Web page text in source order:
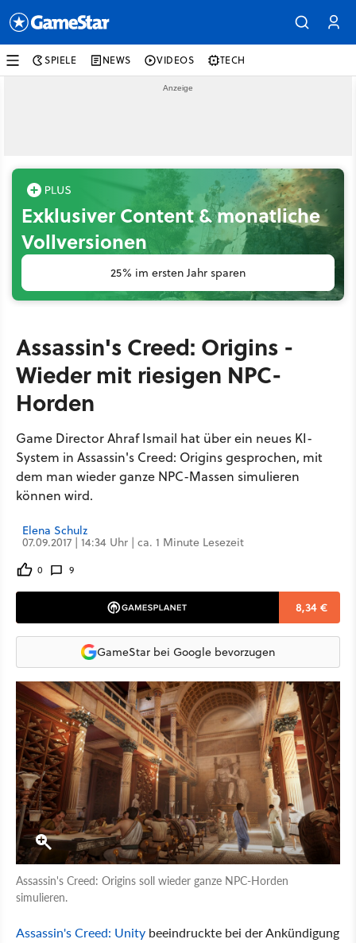
SPIELE NEWS VIDEOS TECH
Exklusiver Content & monatliche
Vollversionen
25% im ersten Jahr sparen
Assassin's Creed: Origins -
Wieder mit riesigen NPC-
Horden
Game Director Ahraf Ismail hat über ein neues KI-
System in Assassin's Creed: Origins gesprochen, mit
dem man wieder ganze NPC-Massen simulieren
können wird.
Elena Schulz
07.09.2017 | 14:34 Uhr | ca. 1 Minute Lesezeit
0 9
8,34 €
GameStar bei Google bevorzugen
Assassin's Creed: Origins soll wieder ganze NPC-Horden
simulieren.
Assassin's Creed: Unity beeindruckte bei der Ankündigung